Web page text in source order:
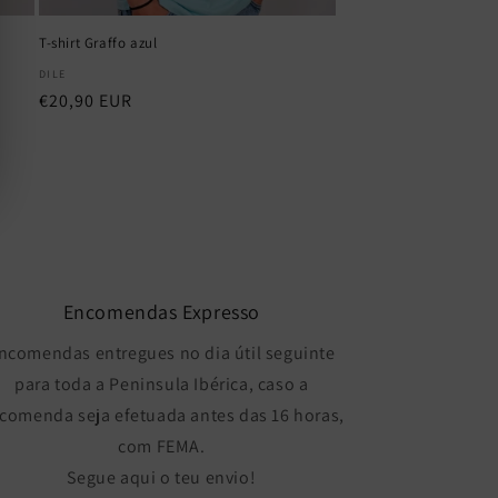
T-shirt Graffo azul
Fornecedor:
DILE
Preço
€20,90 EUR
Encomendas Expresso
entregues no dia útil seguinte
para toda a Peninsula Ibérica, caso a
seja efetuada antes das 16 horas,
com FEMA.
Segue aqui o teu envio!